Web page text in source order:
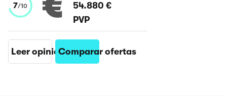
7/10
54.880 €
PVP
Leer opiniónComparar ofertas